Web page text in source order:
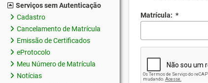
Serviços sem Autenticação
Cadastro
Cancelamento de Matrícula
Emissão de Certificados
eProtocolo
Meu Número de Matrícula
Notícias
Matrícula: *